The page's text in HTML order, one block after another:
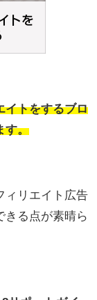
イトをするブロ
す。
ィリエイト広告
きる点が素晴ら